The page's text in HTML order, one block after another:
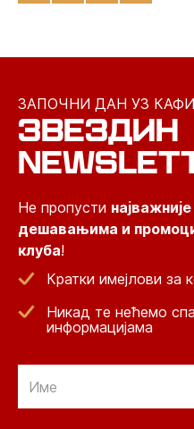
ЗАПОЧНИ ДАН УЗ
ЗВЕЗДИН
Не пропусти
дешавањима и
клуба!
Кратки имејлови за
Никад те нећемо
информацијама